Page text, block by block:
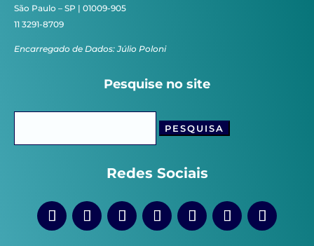
São Paulo – SP | 01009-905
11 3291-8709
Encarregado de Dados: Júlio Poloni
Pesquise no site
Redes Sociais